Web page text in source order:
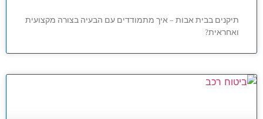
תיקנים בבית אבות – איך מתמודדים עם הבעיה בצורה מקצועית
ואחראית?